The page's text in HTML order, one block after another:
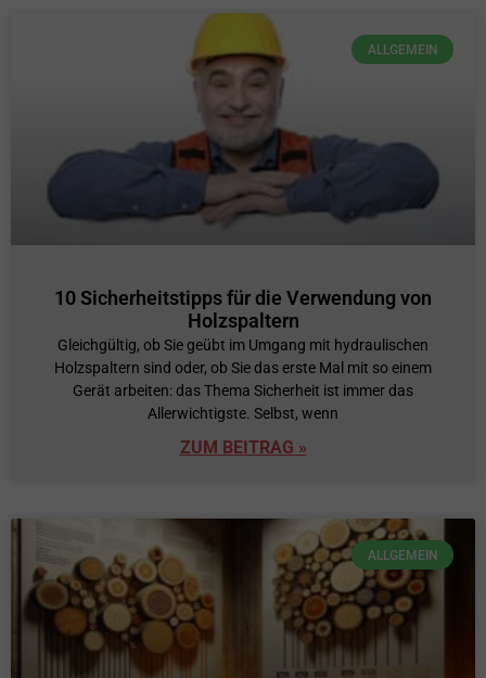
ALLGEMEIN
10 Sicherheitstipps für die Verwendung von
Holzspaltern
Gleichgültig, ob Sie geübt im Umgang mit hydraulischen
Holzspaltern sind oder, ob Sie das erste Mal mit so einem
Gerät arbeiten: das Thema Sicherheit ist immer das
Allerwichtigste. Selbst, wenn
ZUM BEITRAG »
ALLGEMEIN